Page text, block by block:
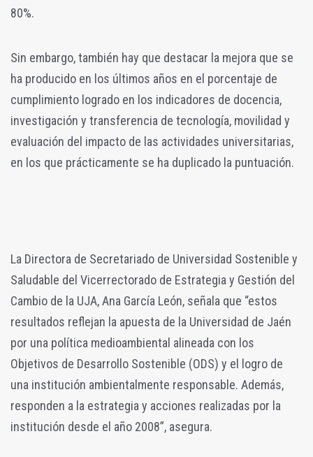
80%.
Sin embargo, también hay que destacar la mejora que se
ha producido en los últimos años en el porcentaje de
cumplimiento logrado en los indicadores de docencia,
investigación y transferencia de tecnología, movilidad y
evaluación del impacto de las actividades universitarias,
en los que prácticamente se ha duplicado la puntuación.
La Directora de Secretariado de Universidad Sostenible y
Saludable del Vicerrectorado de Estrategia y Gestión del
Cambio de la UJA, Ana García León, señala que “estos
resultados reflejan la apuesta de la Universidad de Jaén
por una política medioambiental alineada con los
Objetivos de Desarrollo Sostenible (ODS) y el logro de
una institución ambientalmente responsable. Además,
responden a la estrategia y acciones realizadas por la
institución desde el año 2008”, asegura.